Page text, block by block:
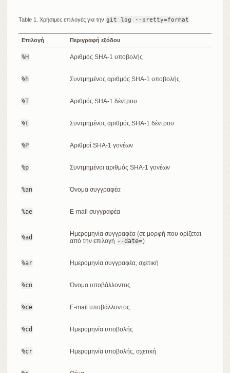
Table 1. Χρήσιμες επιλογές για την git log --pretty=format
Επιλογή Περιγραφή εξόδου
%H Αριθμός SHA-1 υποβολής
%h Συντμημένος αριθμός SHA-1 υποβολής
%T Αριθμός SHA-1 δέντρου
%t Συντμημένος αριθμός SHA-1 δέντρου
%P Αριθμοί SHA-1 γονέων
%p Συντμημένοι αριθμός SHA-1 γονέων
%an Όνομα συγγραφέα
%ae E-mail συγγραφέα
%ad
Ημερομηνία συγγραφέα (σε μορφή που ορίζεται
από την επιλογή --date=)
%ar Ημερομηνία συγγραφέα, σχετική
%cn Όνομα υποβάλλοντος
%ce E-mail υποβάλλοντος
%cd Ημερομηνία υποβολής
%cr Ημερομηνία υποβολής, σχετική